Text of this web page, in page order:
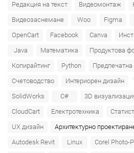
Редакция на текст
Видеомонтаж
Видеозаснемане
Woo Figma
OpenCart
Facebook Canva
Java
Математика Продуктова
Копирайтинг
Python
Предпечатна
Счетоводство
Интериорен дизайн
SolidWorks
C# 3D
CloudCart
Електротехника
UX дизайн
Архитектурно
Autodesk Revit
Linux Corel Photo-